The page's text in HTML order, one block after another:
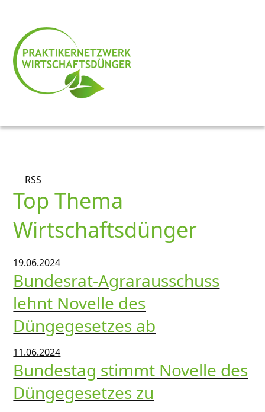
RSS
Top Thema
Wirtschaftsdünger
19.06.2024
Bundesrat-Agrarausschuss
lehnt Novelle des
Düngegesetzes ab
11.06.2024
Bundestag stimmt Novelle des
Düngegesetzes zu